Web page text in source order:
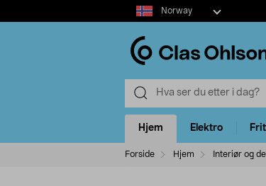
Select
market
Norway
Hjem Elektro
Forside Hjem Interiør og